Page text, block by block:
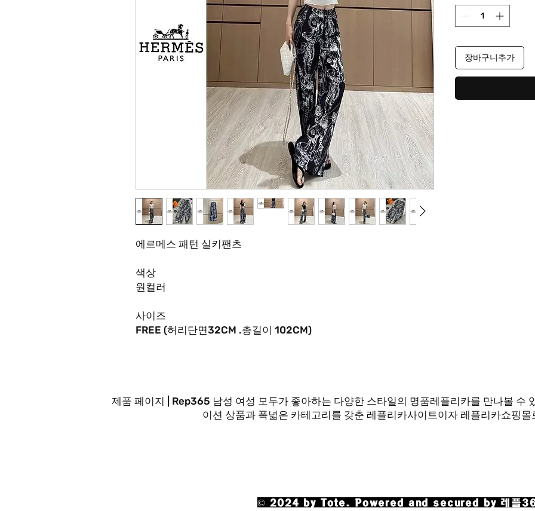
에르메스 패턴 실키팬츠
색상
원컬러
사이즈
FREE (허리단면32CM .총길이 102CM)
장바구니추가
제품 페이지 | Rep365 남성 여성 모두가 좋아하는 다양한 스타일의 명품레플리카를 만나볼 수
이션 상품과 폭넓은 카테고리를 갖춘 레플리카사이트이자 레플리카쇼핑몰
© 2024 by Tote. Powered and secured by 레플